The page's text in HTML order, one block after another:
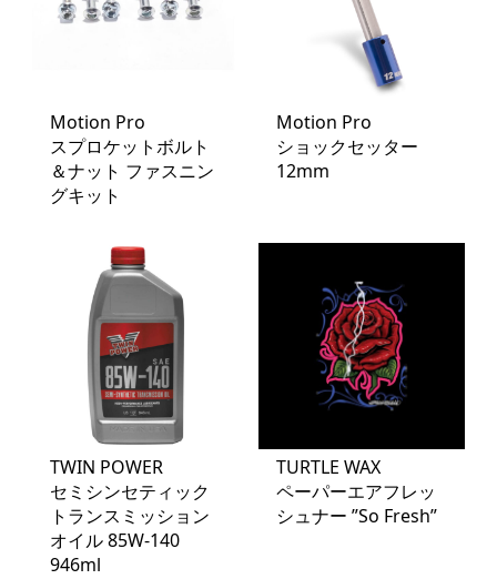
Motion Pro
スプロケットボルト
＆ナット ファスニン
グキット
Motion Pro
ショックセッター
12mm
TWIN POWER
セミシンセティック
トランスミッション
オイル 85W-140
946ml
TURTLE WAX
ペーパーエアフレッ
シュナー ”So Fresh”